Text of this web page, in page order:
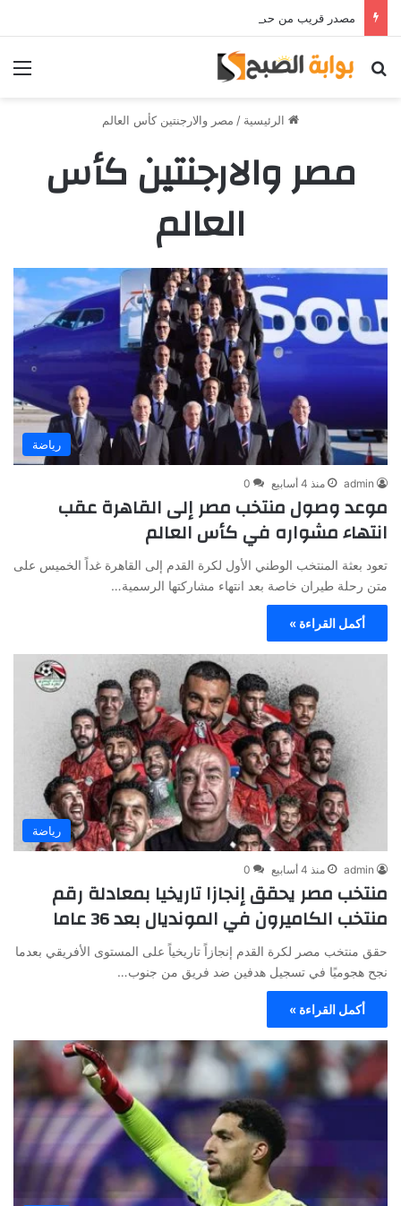
بحث عن
الرئيسية / مصر والارجنتين كأس العالم
مصر والارجنتين كأس
العالم
رياضة
admin منذ 4 أسابيع 0
موعد وصول منتخب مصر إلى القاهرة عقب
انتهاء مشواره في كأس العالم
تعود بعثة المنتخب الوطني الأول لكرة القدم إلى القاهرة غداً الخميس على
متن رحلة طيران خاصة بعد انتهاء مشاركتها الرسمية…
أكمل القراءة »
رياضة
admin منذ 4 أسابيع 0
منتخب مصر يحقق إنجازا تاريخيا بمعادلة رقم
منتخب الكاميرون في المونديال بعد 36 عاما
حقق منتخب مصر لكرة القدم إنجازاً تاريخياً على المستوى الأفريقي بعدما
نجح هجوميًا في تسجيل هدفين ضد فريق من جنوب…
أكمل القراءة »